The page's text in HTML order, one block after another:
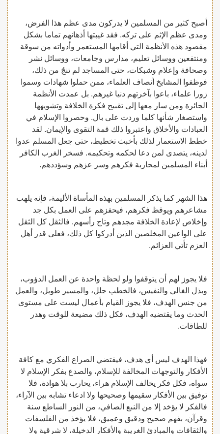
أصبح كثير من المسلمين لا يدركون مدى عظم هذا الفرض،
ومدى عظم الإثم على تركه. فقد غيبتها أذهانهم تماما بشكل
مقصود هذه الأنظمة التي أقامها المستعمر وأدواته من سوقة
ومنتفعين ووسائل تعليم، مدارس وجامعات، ووسائل نشر
وصحافة وإعلام وشبكات، حتى المساجد لم تنجُ من ذلك،
فوظفوا المشايخ أنصاف العلماء، ممن حملوا شهادات وسموا
زورا علماء، باعوا بآخرتهم دنيا غيرهم. بل عمدت الأنظمة
الجائرة ومن سار معها إلى تقبيح فكرة الخلافة وتشويهها
واستصغار شأنها كلما وردت على بال. وحصروا الإسلام في
العبادات والأخلاق واعتبروا ذلك قمة التقوى والإيمان. لقد
خطط الاستعمار لذلك بأخبث تخطيط، حتى جعل المسلم عدوا
لدينه، يتصدى لمن دعا لحكمه وتحكيمه. فسخر الغرب الكافر
أبناء المسلمين لمحاربة فكرهم وسر عزهم وسؤددهم.
هذا الشهر كما يذكر المسلمين بهذه المأساة الأليمة، فإنه يلهب
مشاعرهم ويوقظ فكرهم، فيحفزهم على العمل بكل جد
وإخلاص لإعادة الخلافة مجدهم وتاج رأسهم. فالثقل كل الثقل
على الواعين المخلصين الذين أدركوا كل ذلك، فعلى قدر أهل
العزم تأتي العزائم.
فلا يجوز لهم أن يتوقفوا ولو لحظة واحدة عن العمل الدؤوب،
وبذل الغالي والنفيس، فالخطب جلل، والمسير طويل، والعمل
من جنس الهدف، فلا يجوز القيام بأعمال ليست على مستوى
الحدث وما يقتضيه الهدف، فكل ذلك مضيعة للوقت وهدر
للطاقات.
فهذا الهدف ليس أي هدف، فيقتضي الصراع الفكري مع كافة
الأفكار والتوجهات المخالفة للإسلام، والصدع بفكر الإسلام لا
سواه، فكل فكر يخالف الإسلام هراء، يحارب بلا هوادة، فلا
توفيق بين الأفكار سقيمها وصحيحها ولا ادعاء تشابه بين الآراء،
فالفكر لا يؤخد إلا من النبع الصافي، من النور الساطع سنة
وقرآن، بفهم صحيح ودقيق وعميق، فلا يؤخذ من الفلسفات
والثقافات والمبادئ الغريبة والأفكار الدخيلة، لا شرقية ولا